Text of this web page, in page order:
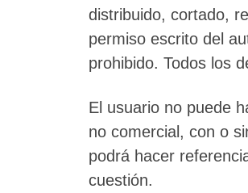
distribuido, cortado,
permiso escrito del
prohibido. Todos los
El usuario no puede
no comercial, con o
podrá hacer
cuestión.